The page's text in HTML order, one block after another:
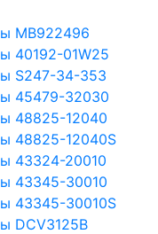
MB922496
40192-01W25
S247-34-353
45479-32030
48825-12040
48825-12040S
43324-20010
43345-30010
43345-30010S
DCV3125B